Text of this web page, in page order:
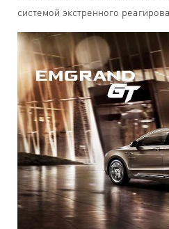
системой экстренного